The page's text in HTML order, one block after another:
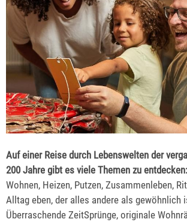
Auf einer Reise durch Lebenswelten der
200 Jahre gibt es viele Themen zu entdecken:
Wohnen, Heizen, Putzen, Zusammenleben,
Alltag eben, der alles andere als gewöhnlich
Überraschende ZeitSprünge, originale